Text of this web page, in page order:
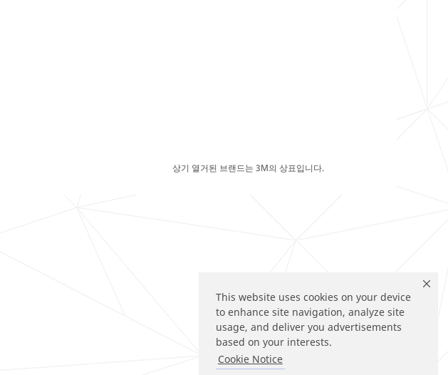
This website uses cookies on your device
to enhance site navigation, analyze site
usage, and deliver you advertisements
based on your interests.
Cookie Notice
상기 열거된 브랜드는 3M의 상표입니다.